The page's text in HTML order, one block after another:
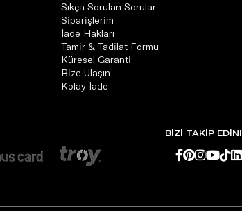
Sıkça Sorulan Sorular
Siparişlerim
İade Hakları
Tamir & Tadilat Formu
Küresel Garanti
Bize Ulaşın
Kolay İade
BİZİ TAKİP EDİN!